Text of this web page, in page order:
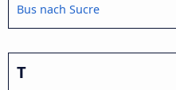
Bus nach Sucre
T